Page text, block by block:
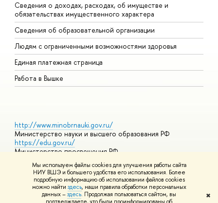
Мы используем файлы cookies для улучшения работы сайта
НИУ ВШЭ и большего удобства его использования. Более
подробную информацию об использовании файлов cookies
можно найти здесь, наши правила обработки персональных
данных –здесь. Продолжая пользоваться сайтом, вы
✖
Сведения о доходах, расходах, об имуществе и
обязательствах имущественного характера
Сведения об образовательной организации
Людям с ограниченными возможностями здоровья
Единая платежная страница
Работа в Вышке
http://www.minobrnauki.gov.ru/
Министерство науки и высшего образования РФ
https://edu.gov.ru/
Министерство просвещения РФ
https://elearning.hse.ru/mooc
Массовые открытые онлайн-курсы
© НИУ ВШЭ 1993–2026 Адреса и контактыУсловия